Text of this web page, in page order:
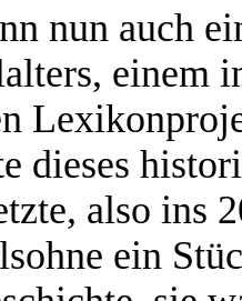
nun auch
einem
dieses
also ins
ein